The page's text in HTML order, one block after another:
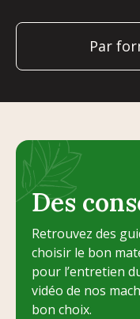
Par
Des
Retrouvez des
choisir le bon
pour l’entretien
vidéo de nos
bon choix.